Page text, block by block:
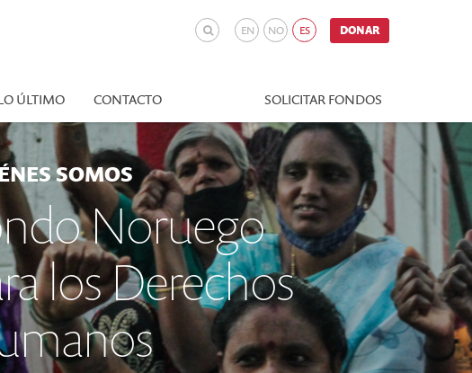
ÚLTIMO CONTACTO SOLICITAR FONDOS
EN NO ES DONAR
SOMOS
Noruego
los Derechos